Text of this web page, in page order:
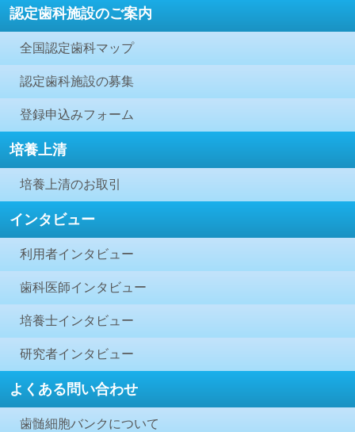
認定歯科施設のご案内
全国認定歯科マップ
認定歯科施設の募集
登録申込みフォーム
培養上清
培養上清のお取引
インタビュー
利用者インタビュー
歯科医師インタビュー
培養士インタビュー
研究者インタビュー
よくある問い合わせ
歯髄細胞バンクについて